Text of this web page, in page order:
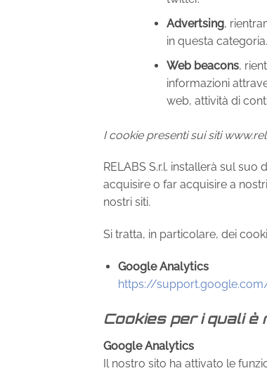
Advertsing,
in questa categoria.
Web beacons,
informazioni
web, attività di
I cookie presenti sui siti
RELABS S.r.l. installerà sul
acquisire o far acquisire a
nostri siti.
Si tratta, in particolare, dei
Google Analytics
https://
Cookies per i quali
Google Analytics
Il nostro sito ha attivato le